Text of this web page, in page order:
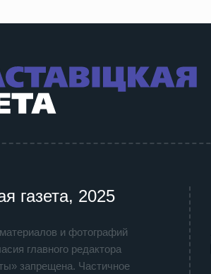
газета, 2025
и фотографий
главного редактора
запрещена. Частичное